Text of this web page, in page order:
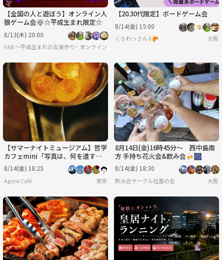
【全国の人と遊ぼう】オンライン人
狼ゲーム会🐺☆平成生まれ限定☆
8/13(木) 20:00
FAB 〜平成生まれの友達作り〜 オンライン
【20.30代限定】ボードゲーム会
8/14(金) 15:00
くろわっさん Ⅱ🥐 大阪
【サマーナイトミュージアム】哲学
カフェmini「写真は、何を遺すの
か？」@ 東京写真美術館※年齢制
限有
8/14(金) 18:25
Agora Café 東京
8月14日(金)16時45分〜 西中島南
方 手持ち花火会&飲み会🍻🎆
8/14(金) 18:30
飲み会サークル社畜の会 大阪